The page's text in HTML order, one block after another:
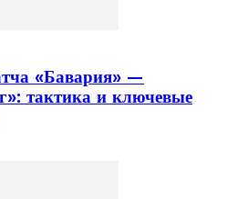
«Бавария» —
тактика и ключевые